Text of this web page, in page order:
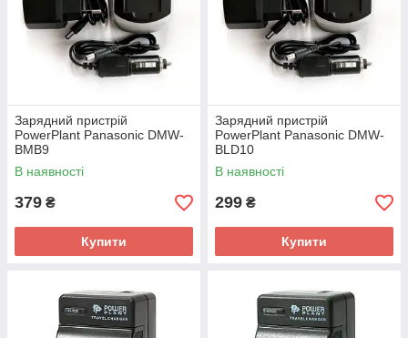
Зарядний пристрій
PowerPlant Panasonic DMW-
BMB9
В наявності
379 ₴
Купити
Зарядний пристрій
PowerPlant Panasonic DMW-
BLD10
В наявності
299 ₴
Купити